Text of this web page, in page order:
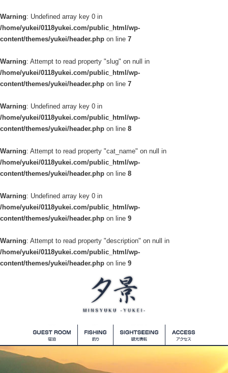
Warning: Undefined array key 0 in
/home/yukei/0118yukei.com/public_html/wp-
content/themes/yukei/header.php on line 7
Warning: Attempt to read property "slug" on null in
/home/yukei/0118yukei.com/public_html/wp-
content/themes/yukei/header.php on line 7
Warning: Undefined array key 0 in
/home/yukei/0118yukei.com/public_html/wp-
content/themes/yukei/header.php on line 8
Warning: Attempt to read property "cat_name" on null in
/home/yukei/0118yukei.com/public_html/wp-
content/themes/yukei/header.php on line 8
Warning: Undefined array key 0 in
/home/yukei/0118yukei.com/public_html/wp-
content/themes/yukei/header.php on line 9
Warning: Attempt to read property "description" on null in
/home/yukei/0118yukei.com/public_html/wp-
content/themes/yukei/header.php on line 9